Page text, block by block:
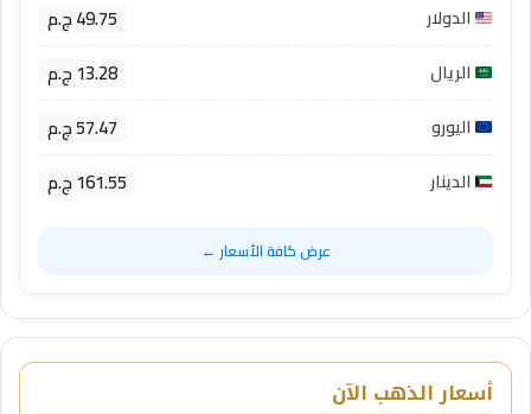
الدولار 49.75 ج.م
الريال 13.28 ج.م
اليورو 57.47 ج.م
الدينار 161.55 ج.م
عرض كافة الأسعار ←
أسعار الذهب الآن